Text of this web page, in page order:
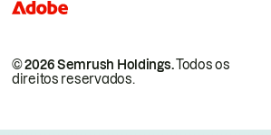
© 2026 Semrush Holdings.Todos os
direitos reservados.